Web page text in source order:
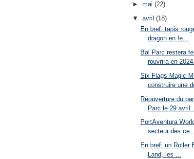
► mai (22)
▼ avril (18)
En bref: tapis
dragon en fe...
Bal Parc restera
rouvrira en
Six Flags Magic
construire une
Réouverture du
Parc le 29 avril ...
PortAventura
secteur des
En bref: un Roller
Land, les ...